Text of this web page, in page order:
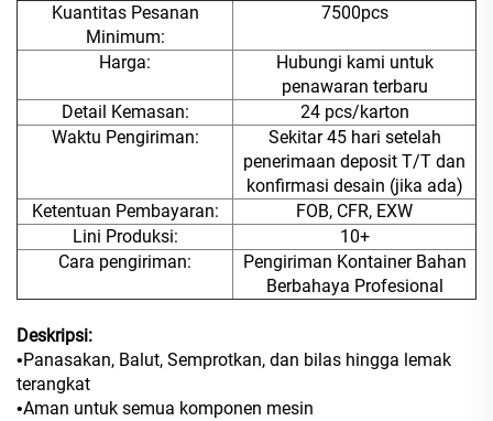
Kuantitas Pesanan
Minimum:
7500pcs
Harga:
Hubungi kami untuk
penawaran terbaru
Detail Kemasan:
24 pcs/karton
Waktu Pengiriman:
Sekitar 45 hari setelah
penerimaan deposit T/T dan
konfirmasi desain (jika ada)
Ketentuan Pembayaran:
FOB, CFR, EXW
Lini Produksi:
10+
Cara pengiriman:
Pengiriman Kontainer Bahan
Berbahaya Profesional
Deskripsi:
•Panasakan, Balut, Semprotkan, dan bilas hingga lemak
terangkat
•Aman untuk semua komponen mesin